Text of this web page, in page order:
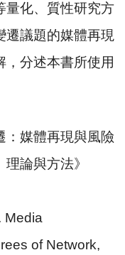
量化、質性研究方
遷議題的媒體再現
，分述本書所使用
媒體再現與風險
論與方法》
Media
of Network,